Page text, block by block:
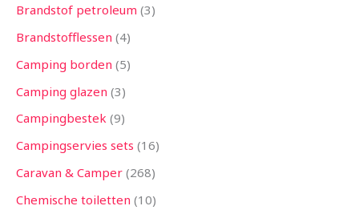
Brandstof petroleum 3
Brandstofflessen 4
Camping borden 5
Camping glazen 3
Campingbestek 9
Campingservies sets 16
Caravan & Camper 268
Chemische toiletten 10